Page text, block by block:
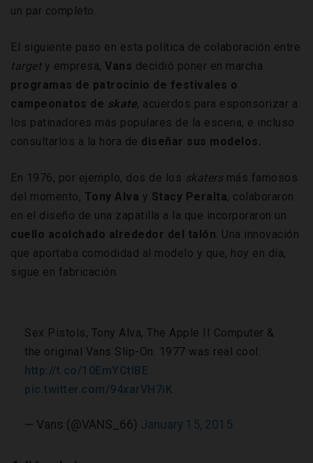
un par completo.
El siguiente paso en esta política de colaboración entre
target y empresa, Vans decidió poner en marcha
programas de patrocinio de festivales o
campeonatos de skate, acuerdos para esponsorizar a
los patinadores más populares de la escena, e incluso
consultarlos a la hora de diseñar sus modelos.
En 1976, por ejemplo, dos de los skatersmás famosos
del momento, Tony Alva y Stacy Peralta, colaboraron
en el diseño de una zapatilla a la que incorporaron un
cuello acolchado alrededor del talón. Una innovación
que aportaba comodidad al modelo y que, hoy en día,
sigue en fabricación.
Sex Pistols, Tony Alva, The Apple II Computer &
the original Vans Slip-On. 1977 was real cool:
http://t.co/10EmYCtlBE
pic.twitter.com/94xarVH7iK
— Vans (@VANS_66) January 15, 2015